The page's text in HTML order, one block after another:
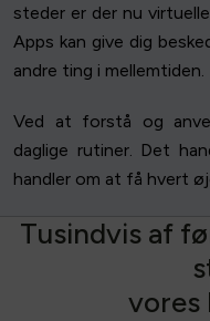
steder er der nu
Apps kan give dig
andre ting i mellemtiden.
Ved at forstå og
daglige rutiner. Det
handler om at få hvert
Tusindvis af fø
s
vores